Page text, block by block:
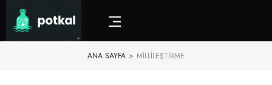
ANA SAYFA > MILLILEŞTIRME